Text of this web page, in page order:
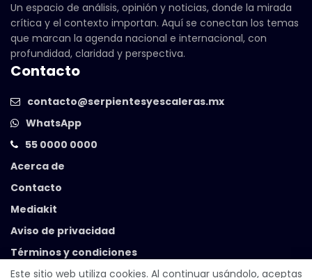
Un espacio de análisis, opinión y noticias, donde la mirada
crítica y el contexto importan. Aquí se conectan los temas
que marcan la agenda nacional e internacional, con
profundidad, claridad y perspectiva.
Contacto
contacto@serpientesyescaleras.mx
WhatsApp
55 0000 0000
Acerca de
Contacto
Mediakit
Aviso de privacidad
Términos y condiciones
Este sitio web utiliza cookies. Al continuar usándolo, aceptas